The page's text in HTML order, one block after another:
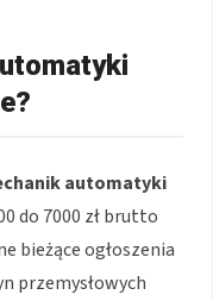
automatyki
do 7000 zł brutto
bieżące ogłoszenia
przemysłowych